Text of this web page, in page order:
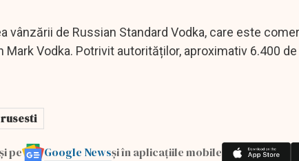
vânzării de Russian Standard Vodka, care este
Vodka. Potrivit autorităților, aproximativ 6.400
pe Google Newsși în aplicațiile mobile